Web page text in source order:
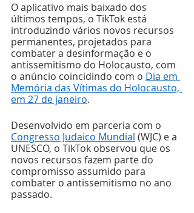
O aplicativo mais baixado dos
últimos tempos, o TikTok está
introduzindo vários novos recursos
permanentes, projetados para
combater a desinformação e o
antissemitismo do Holocausto, com
o anúncio coincidindo com o Dia em
Memória das Vítimas do Holocausto,
em 27 de janeiro.
Desenvolvido em parceria com o
Congresso Judaico Mundial (WJC) e a
UNESCO, o TikTok observou que os
novos recursos fazem parte do
compromisso assumido para
combater o antissemitismo no ano
passado.